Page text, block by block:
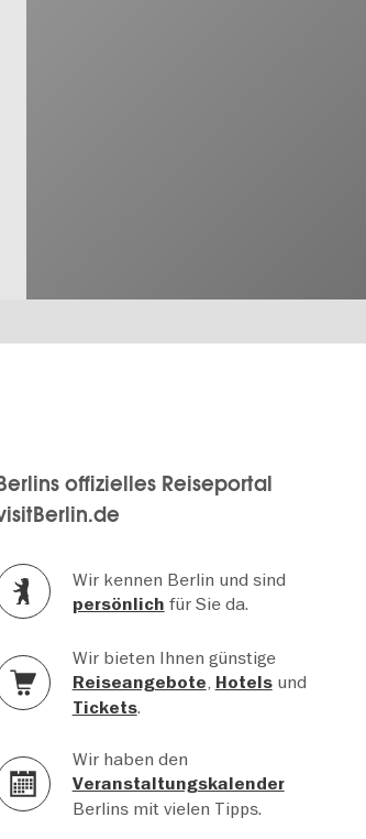
offizielles Reiseportal
Wir kennen Berlin und sind
persönlich für Sie da.
Wir bieten Ihnen günstige
Reiseangebote, Hotelsund
Tickets.
Wir haben den
Veranstaltungskalender
Berlins mit vielen Tipps.